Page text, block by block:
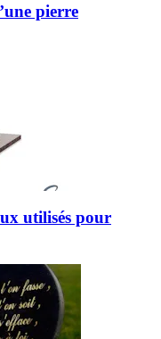
pierre
utilisés pour